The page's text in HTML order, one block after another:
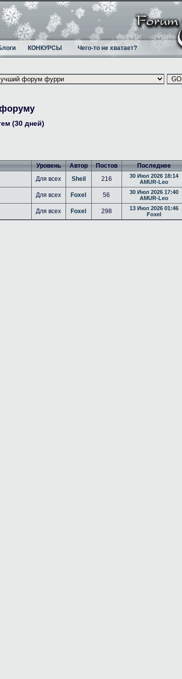
КОНКУРСЫ Чего-то не хватает?
(30 дней)
Уровень Автор Постов
Последнее
Для всех Sheil 216
30 Июл 2026 18:14
AMUR-Leo
Для всех Foxel 56
30 Июл 2026 17:40
AMUR-Leo
Для всех Foxel 298
13 Июл 2026 01:46
Foxel